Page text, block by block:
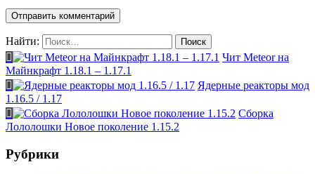
Найти:
Чит Meteor на
Майнкрафт 1.18.1 – 1.17.1
Ядерные реакторы мод
1.16.5 / 1.17
Сборка
Лололошки Новое поколение 1.15.2
Рубрики